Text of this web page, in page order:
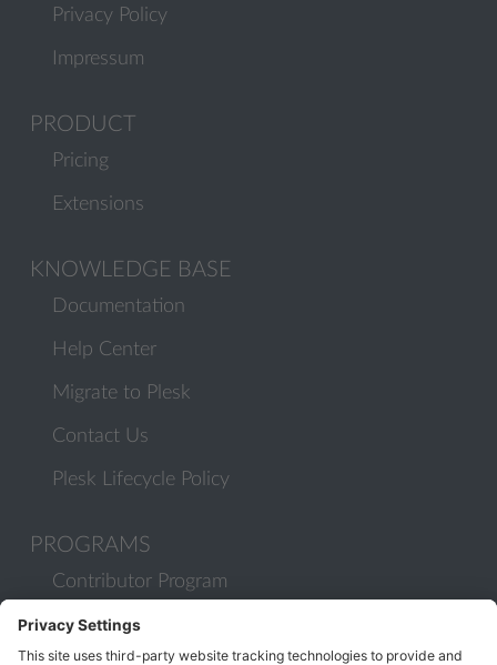
Privacy Policy
Impressum
PRODUCT
Pricing
Extensions
KNOWLEDGE BASE
Documentation
Help Center
Migrate to Plesk
Contact Us
Plesk Lifecycle Policy
PROGRAMS
Contributor Program
Partner Program